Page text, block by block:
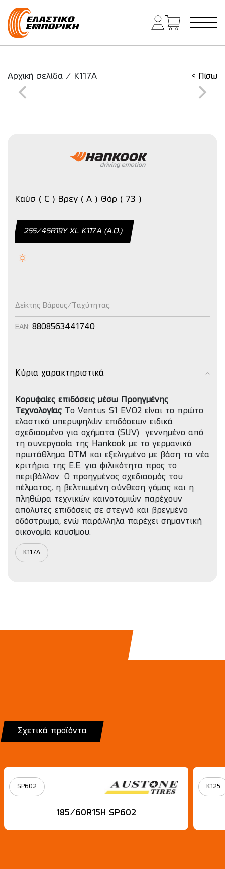
Κύρια πλοήγηση
Αρχική σελίδα / K117A < Πίσω
Καύσ ( C ) Βρεγ ( A ) Θόρ ( 73 )
255/45R19Y XL Κ117Α (Α.Ο.)
Δείκτης Βάρους/Ταχύτητας:
EAN: 8808563441740
Κύρια χαρακτηριστικά
Κορυφαίες επιδόσεις μέσω Προηγμένης
Τεχνολογίας Το Ventus S1 EVO2 είναι το πρώτο
ελαστικό υπερυψηλών επιδόσεων ειδικά
σχεδιασμένο για οχήματα (SUV) γεννημένο από
τη συνεργασία της Hankook με το γερμανικό
πρωτάθλημα DTM και εξελιγμένο με βάση τα νέα
κριτήρια της Ε.Ε. για φιλικότητα προς το
περιβάλλον. Ο προηγμένος σχεδιασμός του
πέλματος, η βελτιωμένη σύνθεση γόμας και η
πληθώρα τεχνικών καινοτομιών παρέχουν
απόλυτες επιδόσεις σε στεγνό και βρεγμένο
οδόστρωμα, ενώ παράλληλα παρέχει σημαντική
οικονομία καυσίμου.
K117A
Σχετικά προϊόντα
SP602
185/60R15Η SP602
K125